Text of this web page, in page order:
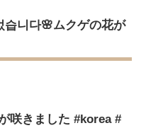
습니다🌸ムクゲの花が
咲きました #korea #